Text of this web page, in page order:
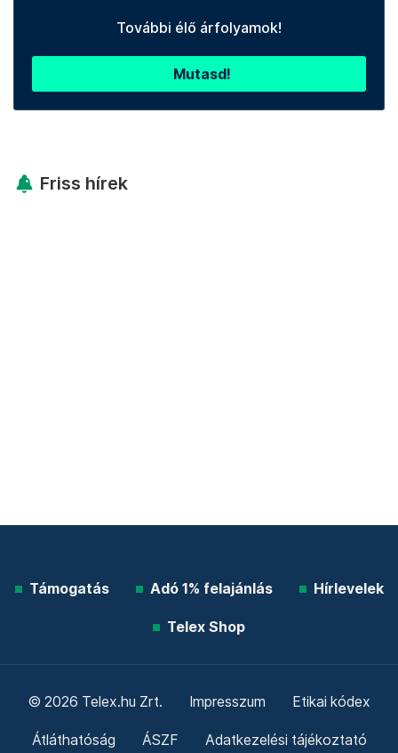
További élő árfolyamok!
Mutasd!
Friss hírek
Támogatás Adó 1% felajánlás Hírlevelek
Telex Shop
© 2026 Telex.hu Zrt. Impresszum Etikai kódex
Átláthatóság ÁSZF Adatkezelési tájékoztató